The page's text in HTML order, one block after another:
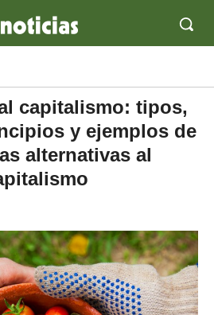
capitalismo: tipos,
y ejemplos de
alternativas al